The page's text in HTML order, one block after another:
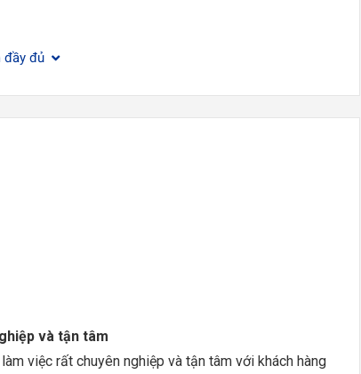
đầy đủ
và tận tâm
việc rất chuyên nghiệp và tận tâm với khách hàng